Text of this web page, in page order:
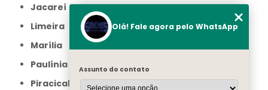
Jacareí
Limeira
Marília
Paulínia
Piracicaba
Olá! Fale agora pelo WhatsApp
Assunto do contato